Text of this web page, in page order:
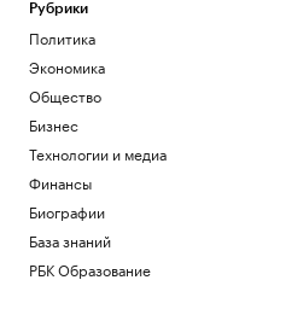
Рубрики
Политика
Экономика
Общество
Бизнес
Технологии и медиа
Финансы
Биографии
База знаний
РБК Образование